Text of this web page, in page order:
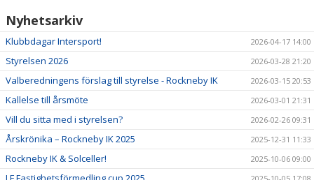
Nyhetsarkiv
Klubbdagar Intersport! 2026-04-17 14:00
Styrelsen 2026 2026-03-28 21:20
Valberedningens förslag till styrelse - Rockneby IK 2026-03-15 20:53
Kallelse till årsmöte 2026-03-01 21:31
Vill du sitta med i styrelsen? 2026-02-26 09:31
Årskrönika – Rockneby IK 2025 2025-12-31 11:33
Rockneby IK & Solceller! 2025-10-06 09:00